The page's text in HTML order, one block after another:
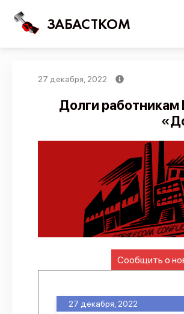
ЗАБАСТКОМ
Новости
Карта событий
Трудовые конфликты
Отчеты
Предложить
API
Политика
27 декабря, 2022
Долги
Сообщить о
27 декабря, 2022